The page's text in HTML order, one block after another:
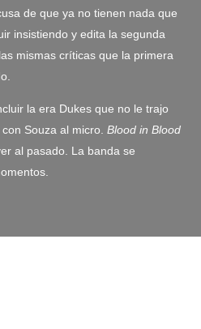
de que ya no tienen nada que
insistiendo y edita la segunda
mismas críticas que la primera
la era Dukes que no le trajo
Souza al micro. Blood in Blood
al pasado. La banda se